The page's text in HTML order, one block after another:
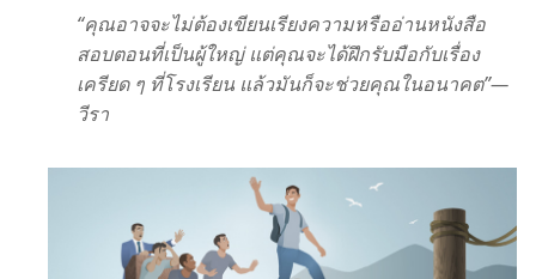
“คุณ​อาจ​จะ​ไม่​ต้อง​เขียน​เรียง​ความ​หรือ​อ่าน​หนังสือ​
สอบ​ตอน​ที่​เป็น​ผู้​ใหญ่ แต่​คุณ​จะ​ได้​ฝึก​รับมือ​กับ​เรื่อง​
เครียด​ ๆ ที่​โรง​เรียน แล้ว​มัน​ก็​จะ​ช่วย​คุณ​ใน​อนาคต”—
วีรา